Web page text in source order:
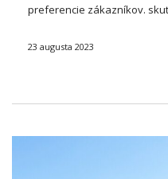
preferencie zákazníkov.
pojem prichádza na scénu“
23 augusta 2023